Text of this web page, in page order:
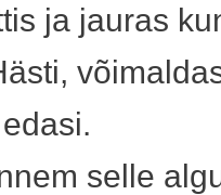
ja jauras
selle